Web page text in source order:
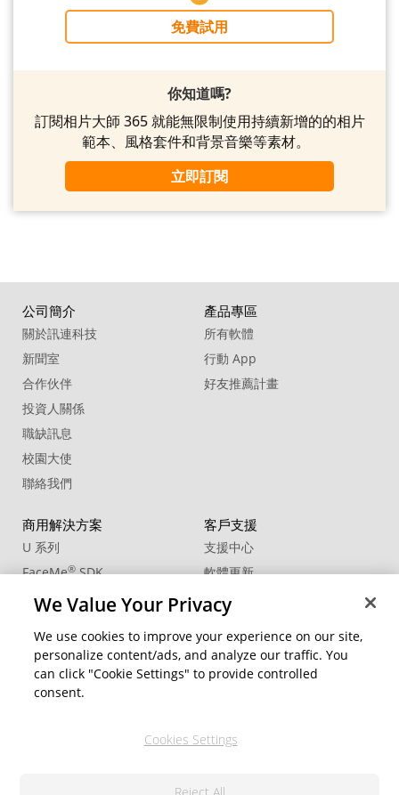
免費試用
你知道嗎?
訂閱相片大師 365 就能無限制使用持續新增的的相片
範本、風格套件和背景音樂等素材。
立即訂閱
公司簡介
關於訊連科技
新聞室
合作伙伴
投資人關係
職缺訊息
校園大使
聯絡我們
產品專區
所有軟體
行動 App
好友推薦計畫
商用解決方案
U 系列
FaceMe®SDK
客戶支援
支援中心
軟體更新
教學中心
CCP國際專業認證
社群資源
會員專區
變更地區
We Value Your Privacy
We use cookies to improve your experience on our site,
personalize content/ads, and analyze our traffic. You
can click "Cookie Settings" to provide controlled
consent.
Cookies Settings